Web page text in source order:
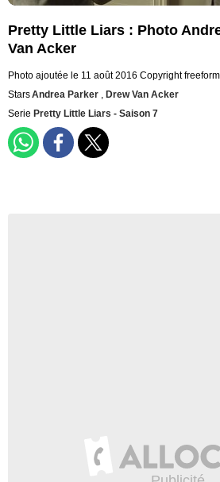
Pretty Little Liars : Photo
Van Acker
Photo ajoutée le 11 août 2016 Copyright
StarsAndrea Parker , Drew Van Acker
Serie Pretty Little Liars - Saison 7